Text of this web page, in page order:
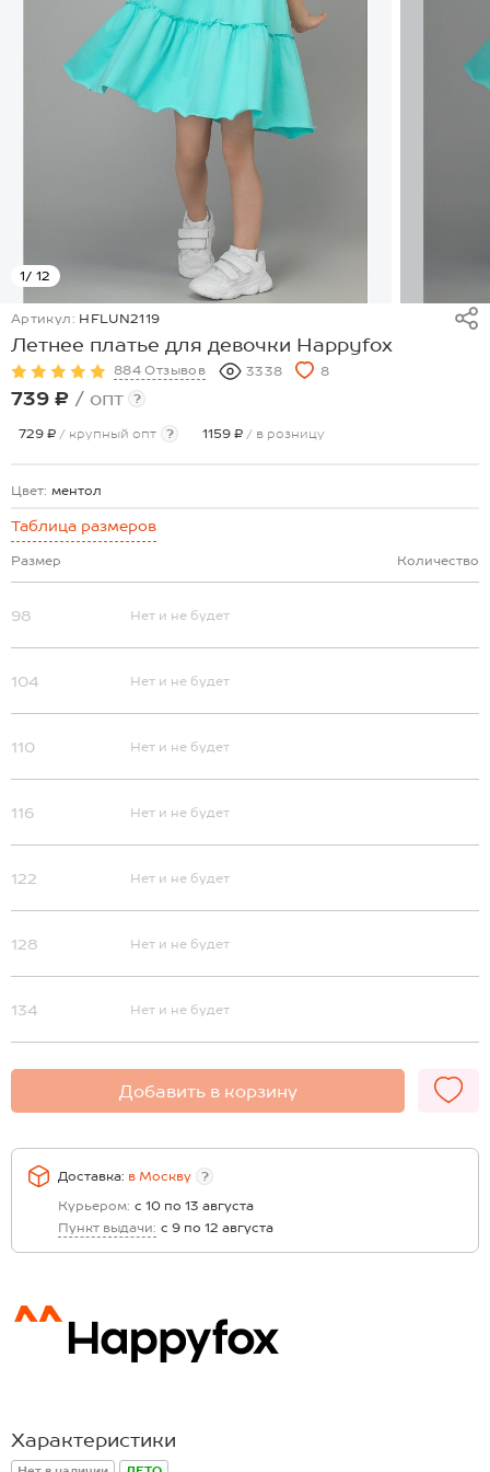
1/ 12
Артикул: HFLUN2119
Летнее платье для девочки Happyfox
884 Отзывов 3338 8
739 ₽ / опт ?
729 ₽ / крупный опт ? 1159 ₽ / в розницу
Цвет: ментол
Таблица размеров
Размер Количество
98 Нет и не будет
104 Нет и не будет
110 Нет и не будет
116 Нет и не будет
122 Нет и не будет
128 Нет и не будет
134 Нет и не будет
Добавить в корзину
Доставка: в Москву
?
Курьером: с 10 по 13 августа
Пункт выдачи: с 9 по 12 августа
Характеристики